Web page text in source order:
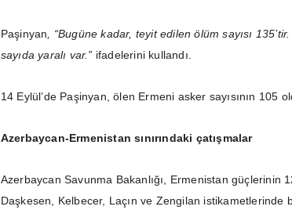
Paşinyan, “Bugüne kadar, teyit edilen ölüm sayısı
sayıda yaralı var.” ifadelerini kullandı.
14 Eylül’de Paşinyan, ölen Ermeni asker sayısının 105
Azerbaycan-Ermenistan sınırındaki çatışmalar
Azerbaycan Savunma Bakanlığı, Ermenistan güçlerinin
Daşkesen, Kelbecer, Laçın ve Zengilan istikametlerinde